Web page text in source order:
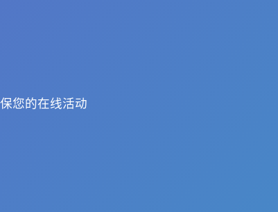
您的在线活动